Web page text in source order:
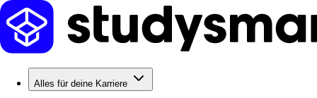
Alles für deine Karriere